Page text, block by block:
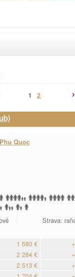
1 2
Phu Quoc
Strava:
1 580 €
2 284 €
2 513 €